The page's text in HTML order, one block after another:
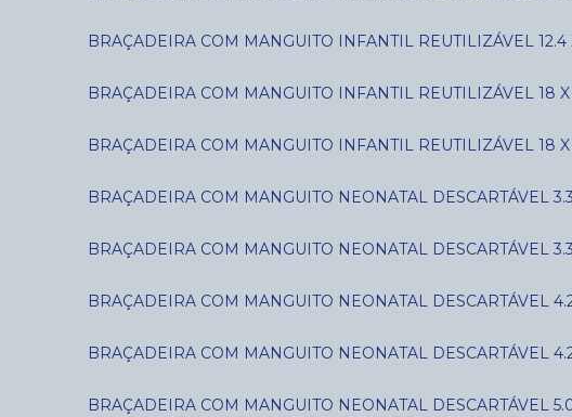
BRAÇADEIRA COM MANGUITO INFANTIL REUTILIZÁVEL
BRAÇADEIRA COM MANGUITO INFANTIL REUTILIZÁVEL 18
BRAÇADEIRA COM MANGUITO INFANTIL REUTILIZÁVEL 18
BRAÇADEIRA COM MANGUITO NEONATAL DESCARTÁVEL
BRAÇADEIRA COM MANGUITO NEONATAL DESCARTÁVEL
BRAÇADEIRA COM MANGUITO NEONATAL DESCARTÁVEL
BRAÇADEIRA COM MANGUITO NEONATAL DESCARTÁVEL
BRAÇADEIRA COM MANGUITO NEONATAL DESCARTÁVEL